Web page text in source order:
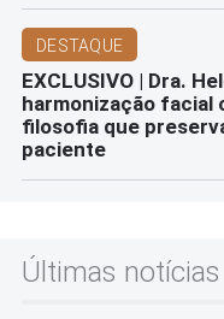
DESTAQUE
EXCLUSIVO | Dra.
harmonização facial
filosofia que
paciente
Últimas notícias